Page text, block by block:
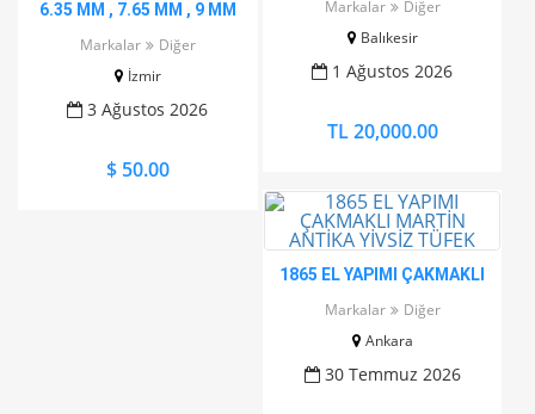
6.35 MM , 7.65 MM , 9 MM
ŞARJÖR, KABZE VE KILIF
BULUNUR
Markalar
Diğer
İzmir
3 Ağustos 2026
$ 50.00
Markalar
Diğer
Balıkesir
1 Ağustos 2026
TL 20,000.00
1865 EL YAPIMI ÇAKMAKLI
Markalar
Diğer
Ankara
30 Temmuz 2026